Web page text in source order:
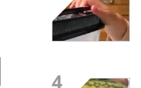
4